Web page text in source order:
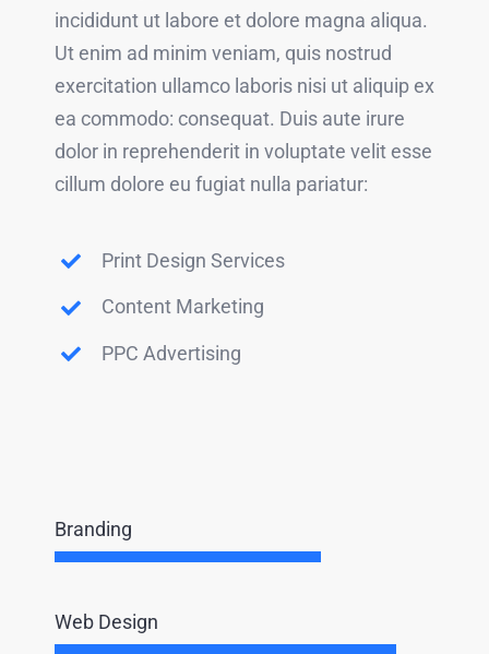
incididunt ut labore et dolore magna aliqua.
Ut enim ad minim veniam, quis nostrud
exercitation ullamco laboris nisi ut aliquip ex
ea commodo: consequat. Duis aute irure
dolor in reprehenderit in voluptate velit esse
cillum dolore eu fugiat nulla pariatur:
Print Design Services
Content Marketing
PPC Advertising
Branding
Web Design